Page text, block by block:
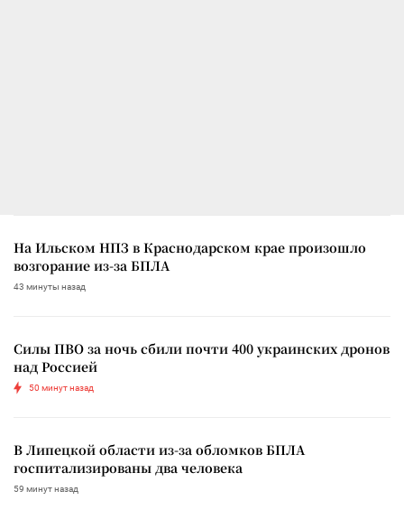
На Ильском НПЗ в Краснодарском крае произошло
возгорание из-за БПЛА
43 минуты назад
Силы ПВО за ночь сбили почти 400 украинских дронов
над Россией
50 минут назад
В Липецкой области из-за обломков БПЛА
госпитализированы два человека
59 минут назад